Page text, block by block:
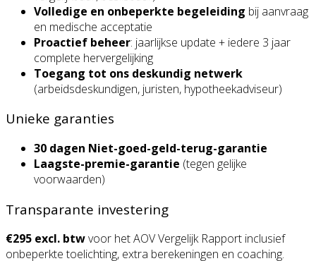
Volledige en onbeperkte begeleiding bij aanvraag
en medische acceptatie
Proactief beheer: jaarlijkse update + iedere 3 jaar
complete hervergelijking
Toegang tot ons deskundig netwerk
(arbeidsdeskundigen, juristen, hypotheekadviseur)
Unieke garanties
30 dagen Niet-goed-geld-terug-garantie
Laagste-premie-garantie (tegen gelijke
voorwaarden)
Transparante investering
€295 excl. btwvoor het AOV Vergelijk Rapport inclusief
onbeperkte toelichting, extra berekeningen en coaching.